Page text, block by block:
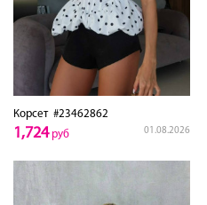
Корсет#23462862
01.08.2026
1,724руб